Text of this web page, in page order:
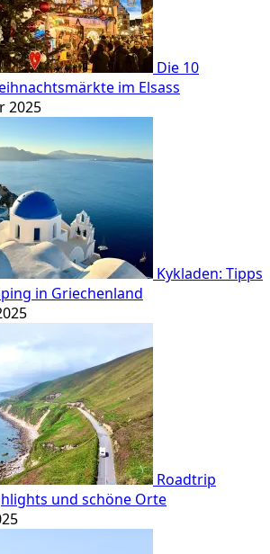
Die 10
im Elsass
2025
Kykladen: Tipps
in Griechenland
Roadtrip
und schöne Orte